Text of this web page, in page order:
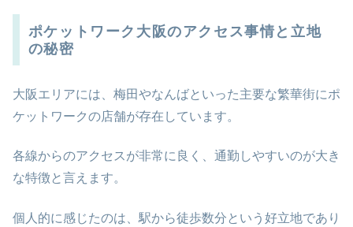
ポケットワーク大阪のアクセス事情と立地
の秘密
大阪エリアには、梅田やなんばといった主要な繁華街にポ
ケットワークの店舗が存在しています。
各線からのアクセスが非常に良く、通勤しやすいのが大き
な特徴と言えます。
個人的に感じたのは、駅から徒歩数分という好立地であり